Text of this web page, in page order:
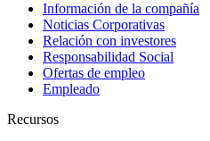
Información de la compañía
Noticias Corporativas
Relación con investores
Responsabilidad Social
Ofertas de empleo
Empleado
Recursos